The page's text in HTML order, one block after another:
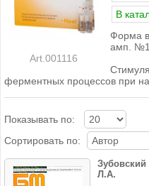
001116
В
Форма
амп.
ферментных процессов при
Показывать по:
Сортировать по:
Л.А.